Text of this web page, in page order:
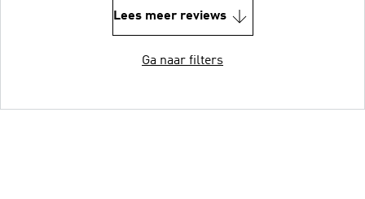
Lees meer reviews
Ga naar filters